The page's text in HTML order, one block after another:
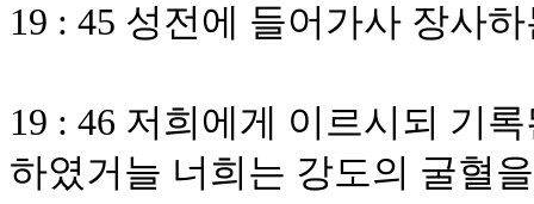
19 : 45 성전에 들어가사 장사
19 : 46 저희에게 이르시되 기
하였거늘 너희는 강도의 굴혈